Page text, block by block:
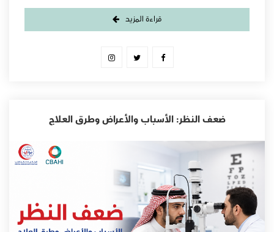
قراءة المزيد
ضعف النظر: الأسباب والأعراض وطرق العلاج